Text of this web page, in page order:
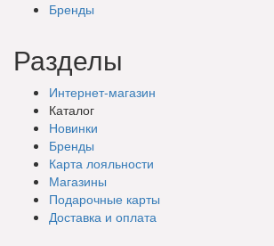
Бренды
Разделы
Интернет-магазин
Каталог
Новинки
Бренды
Карта лояльности
Магазины
Подарочные карты
Доставка и оплата